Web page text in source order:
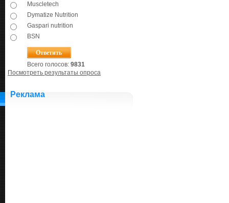
Muscletech
Dymatize Nutrition
Gaspari nutrition
BSN
Всего голосов: 9831
Посмотреть результаты опроса
Реклама